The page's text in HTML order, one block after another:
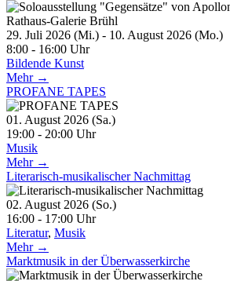
29. Juli 2026 (Mi.) - 10. August 2026 (Mo.)
8:00 - 16:00 Uhr
Bildende Kunst
Mehr →
PROFANE TAPES
01. August 2026 (Sa.)
19:00 - 20:00 Uhr
Musik
Mehr →
Literarisch-musikalischer Nachmittag
02. August 2026 (So.)
16:00 - 17:00 Uhr
Literatur, Musik
Mehr →
Marktmusik in der Überwasserkirche